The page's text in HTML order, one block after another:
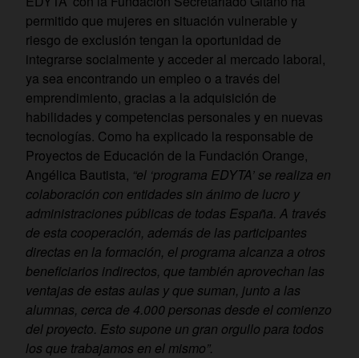
permitido que mujeres en situación vulnerable y
riesgo de exclusión tengan la oportunidad de
integrarse socialmente y acceder al mercado laboral,
ya sea encontrando un empleo o a través del
emprendimiento, gracias a la adquisición de
habilidades y competencias personales y en nuevas
tecnologías. Como ha explicado la responsable de
Proyectos de Educación de la Fundación Orange,
Angélica Bautista, “el ‘programa EDYTA’ se realiza en
colaboración con entidades sin ánimo de lucro y
administraciones públicas de todas España. A través
de esta cooperación, además de las participantes
directas en la formación, el programa alcanza a otros
beneficiarios indirectos, que también aprovechan las
ventajas de estas aulas y que suman, junto a las
alumnas, cerca de 4.000 personas desde el comienzo
del proyecto. Esto supone un gran orgullo para todos
los que trabajamos en el mismo”.